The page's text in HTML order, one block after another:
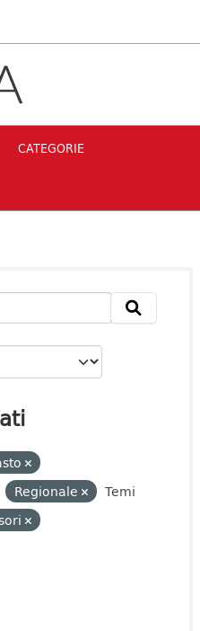
CATEGORIE
Regionale
Temi